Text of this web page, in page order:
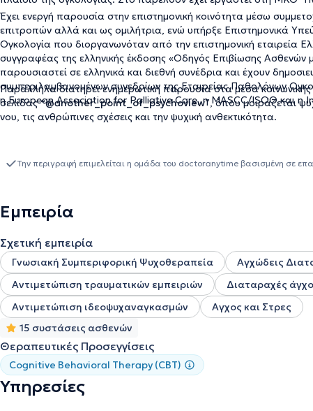
Έχει ενεργή παρουσία στην επιστημονική κοινότητα μέσω
επιτροπών αλλά και ως ομιλήτρια, ενώ υπήρξε Επιστημονικά
Ογκολογία που διοργανωνόταν από την επιστημονική εταιρεία
συγγραφέας της ελληνικής έκδοσης «Οδηγός Επιβίωσης Ασθενών
παρουσιαστεί σε ελληνικά και διεθνή συνέδρια και έχουν
συμπεριλαμβανομένων συνεδρίων τηςΕταιρείας Παθολόγων
ηEuropean Association for Palliative Care, η MASCC/ISOOκαι η
Παράλληλα διατηρεί ενημερωτική παρουσία στα μέσα
σελίδας“@another_point_of_psychoview”, όπου μοιράζεται
νου, τις ανθρώπινες σχέσεις και την ψυχική ανθεκτικότητα.
Την περιγραφή επιμελείται η ομάδα του doctoranytime βασισμένη σε
Εμπειρία
Σχετική εμπειρία
Γνωσιακή Συμπεριφορική Ψυχοθεραπεία Αγχώδεις
Αντιμετώπιση τραυματικών εμπειριών
Διαταραχές
Αντιμετώπιση ιδεοψυχαναγκασμών
Αγχος και Στρες
15 συστάσεις ασθενών
Θεραπευτικές Προσεγγίσεις
Cognitive Behavioral Therapy (CBT)
Υπηρεσίες